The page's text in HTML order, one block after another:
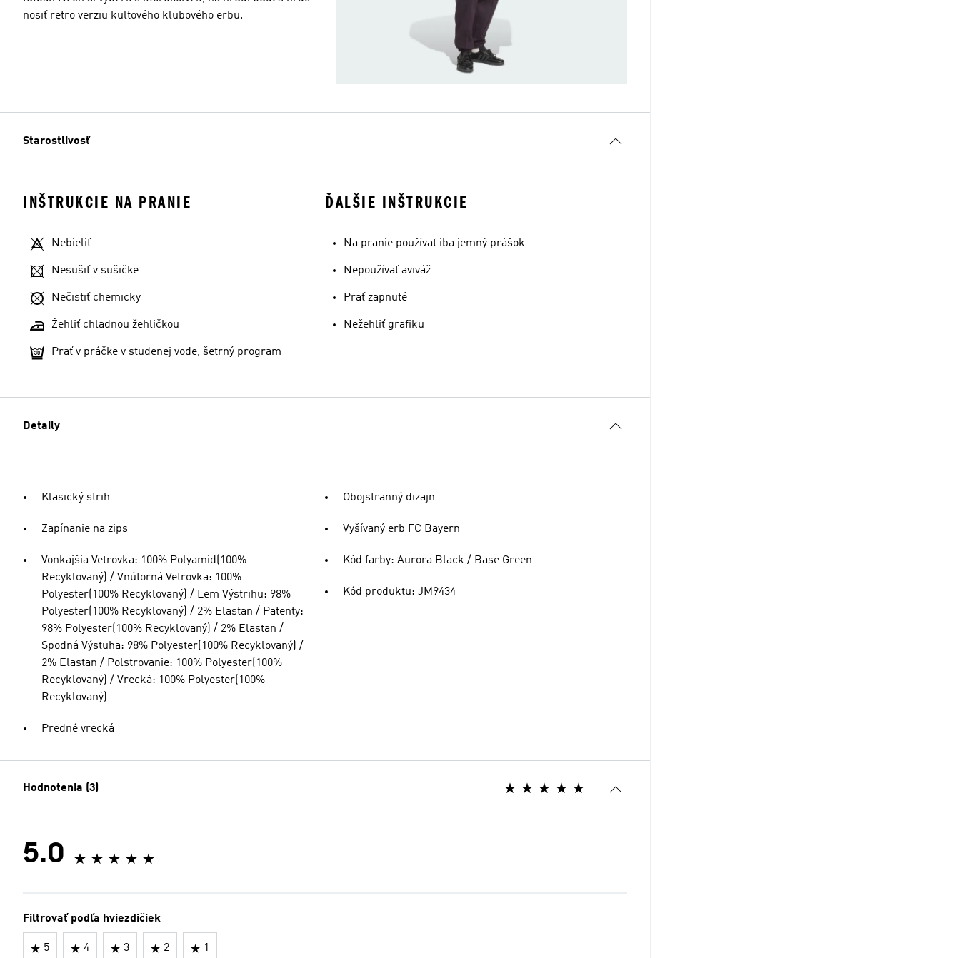
nosiť retro verziu kultového klubového erbu.
Starostlivosť
INŠTRUKCIE NA PRANIE
Nebieliť
Nesušiť v sušičke
Nečistiť chemicky
Žehliť chladnou žehličkou
Prať v práčke v studenej vode, šetrný program
ĎALŠIE INŠTRUKCIE
Na pranie používať iba jemný prášok
Nepoužívať aviváž
Prať zapnuté
Nežehliť grafiku
Detaily
Klasický strih
Zapínanie na zips
Vonkajšia Vetrovka: 100% Polyamid(100%
Recyklovaný) / Vnútorná Vetrovka: 100%
Polyester(100% Recyklovaný) / Lem Výstrihu: 98%
Polyester(100% Recyklovaný) / 2% Elastan / Patenty:
98% Polyester(100% Recyklovaný) / 2% Elastan /
Spodná Výstuha: 98% Polyester(100% Recyklovaný) /
2% Elastan / Polstrovanie: 100% Polyester(100%
Recyklovaný) / Vrecká: 100% Polyester(100%
Recyklovaný)
Predné vrecká
Obojstranný dizajn
Vyšívaný erb FC Bayern
Kód farby: Aurora Black / Base Green
Kód produktu: JM9434
Hodnotenia (3)
5.0
Filtrovať podľa hviezdičiek
5 4 3 2 1